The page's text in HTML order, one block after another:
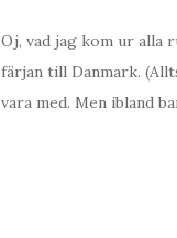
Oj, vad jag kom ur alla
färjan till Danmark.
vara med. Men ibland